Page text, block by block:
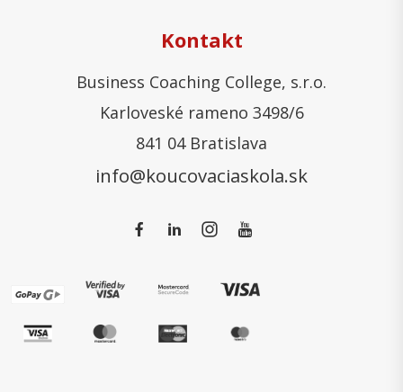
Kontakt
Business Coaching College, s.r.o.
Karloveské rameno 3498/6
841 04 Bratislava
info@koucovaciaskola.sk